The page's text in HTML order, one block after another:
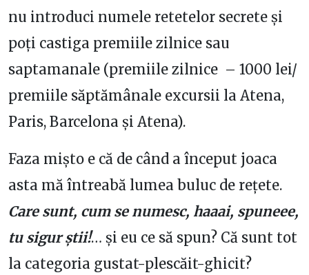
nu introduci numele retetelor secrete și
poți castiga premiile zilnice sau
saptamanale (premiile zilnice – 1000 lei/
premiile săptămânale excursii la Atena,
Paris, Barcelona și Atena).
Faza mișto e că de când a început joaca
asta mă întreabă lumea buluc de rețete.
Care sunt, cum se numesc, haaai, spuneee,
tu sigur știi!… și eu ce să spun? Că sunt tot
la categoria gustat-plescăit-ghicit?